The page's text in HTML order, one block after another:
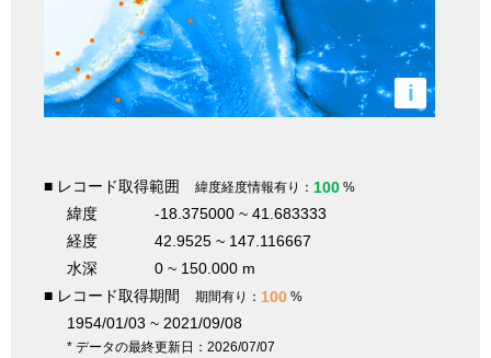
i
■ レコード取得範囲 緯度経度情報有り： 100 %
緯度
-18.375000 ~ 41.683333
経度
42.9525 ~ 147.116667
水深
0 ~ 150.000 m
■ レコード取得期間
期間有り： 100 %
1954/01/03 ~ 2021/09/08
* データの最終更新日：2026/07/07